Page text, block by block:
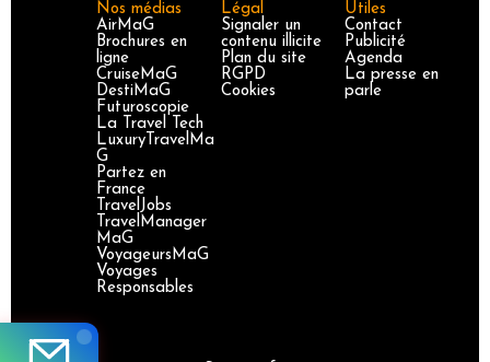
Nos médias
AirMaG
Brochures en
ligne
CruiseMaG
DestiMaG
Futuroscopie
La Travel Tech
LuxuryTravelMa
G
Partez en
France
TravelJobs
TravelManager
MaG
VoyageursMaG
Voyages
Responsables
Légal
Signaler un
contenu illicite
Plan du site
RGPD
Cookies
Utiles
Contact
Publicité
Agenda
La presse en
parle